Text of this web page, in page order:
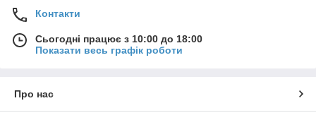
Контакти
Сьогодні працює з 10:00 до 18:00
Показати весь графік роботи
Про нас